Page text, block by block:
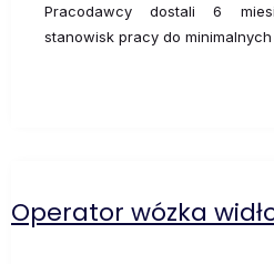
Pracodawcy dostali 6
stanowisk pracy do minimalnych
Operator wózka